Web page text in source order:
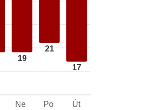
19
21
17
Ne Po Út